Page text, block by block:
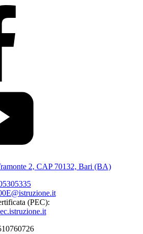
2, CAP 70132, Bari (BA)
(PEC):